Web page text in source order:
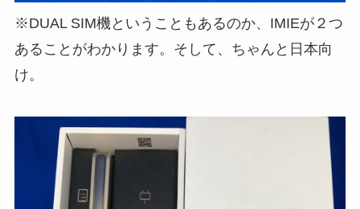
※DUAL SIM機ということもあるのか、IMIEが２つ
あることがわかります。そして、ちゃんと日本向
け。